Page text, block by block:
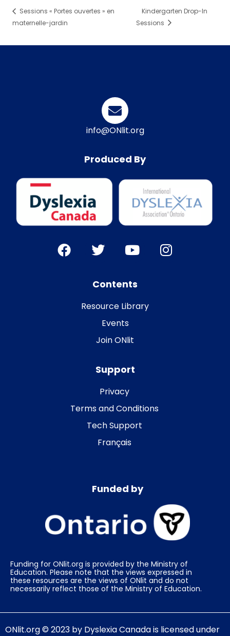
Sessions « Portes ouvertes » en
maternelle-jardin
Kindergarten Drop-In
Sessions
info@ONlit.org
Produced By
Contents
Resource Library
Events
Join ONlit
Support
Privacy
Terms and Conditions
Tech Support
Français
Funded by
Funding for ONlit.org is provided by the Ministry of
Education. Please note that the views expressed in
these resources are the views of ONlit and do not
necessarily reflect those of the Ministry of Education.
ONlit.org© 2023 by Dyslexia Canadais licensed under